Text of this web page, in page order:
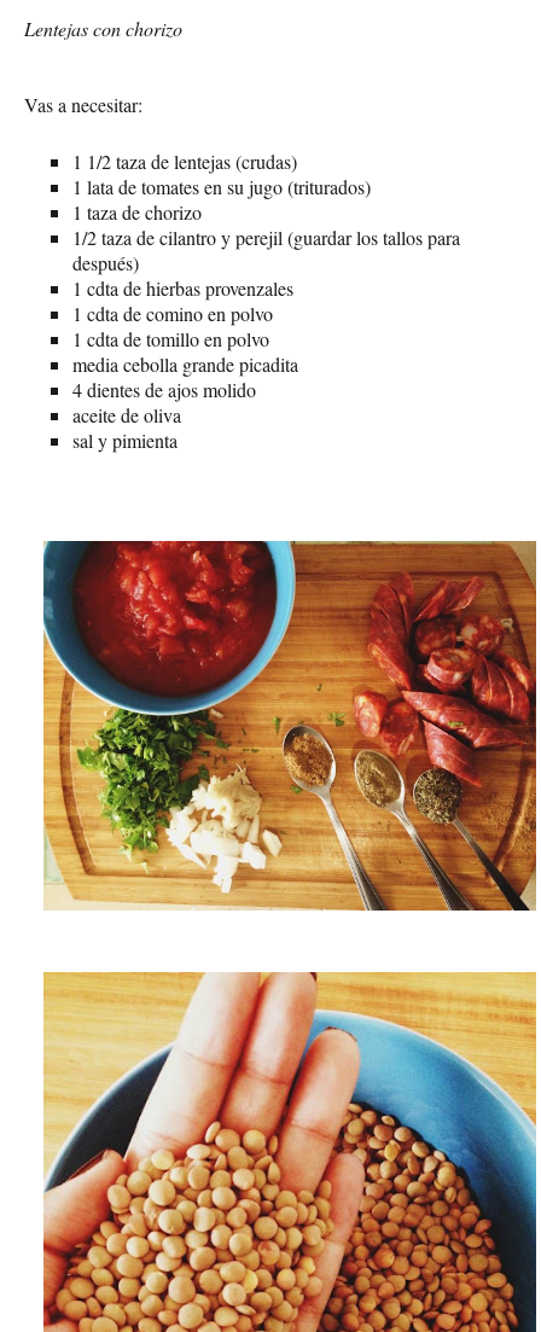
Lentejas con chorizo
Vas a necesitar:
1 1/2 taza de lentejas (crudas)
1 lata de tomates en su jugo (triturados)
1 taza de chorizo
1/2 taza de cilantro y perejil (guardar los tallos para
después)
1 cdta de hierbas provenzales
1 cdta de comino en polvo
1 cdta de tomillo en polvo
media cebolla grande picadita
4 dientes de ajos molido
aceite de oliva
sal y pimienta